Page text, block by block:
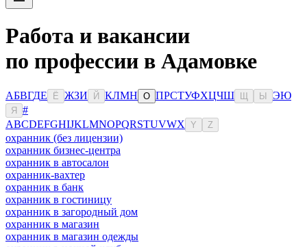
Работа и вакансии
по профессии в Адамовке
АБВГДЕ Ё ЖЗИ Й КЛМН О ПРСТУФХЦЧШ Ы ЭЮ
Я
#
ABCDEFGHIJKLMNOPQRSTUVWX Y Z
охранник (без лицензии)
охранник бизнес-центра
охранник в автосалон
охранник-вахтер
охранник в банк
охранник в гостиницу
охранник в загородный дом
охранник в магазин
охранник в магазин одежды